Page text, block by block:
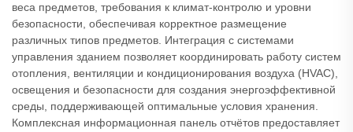
веса предметов, требования к климат-контролю и уровни
безопасности, обеспечивая корректное размещение
различных типов предметов. Интеграция с системами
управления зданием позволяет координировать работу систем
отопления, вентиляции и кондиционирования воздуха (HVAC),
освещения и безопасности для создания энергоэффективной
среды, поддерживающей оптимальные условия хранения.
Комплексная информационная панель отчётов предоставляет